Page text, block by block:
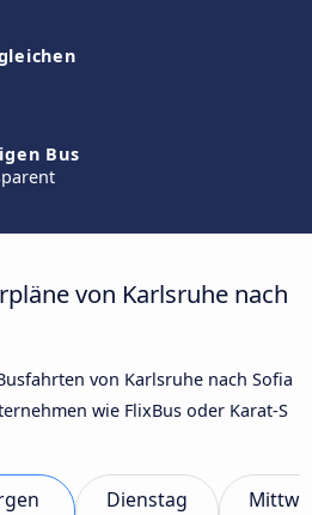
Bus
von Karlsruhe nach
von Karlsruhe nach Sofia
wie FlixBus oder Karat-S
Dienstag